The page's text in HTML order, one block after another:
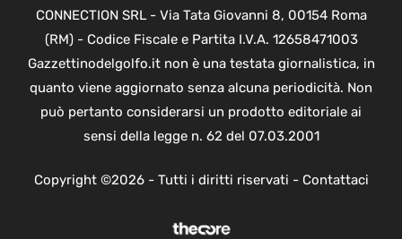
CONNECTION SRL - Via Tata Giovanni 8, 00154 Roma
(RM) - Codice Fiscale e Partita I.V.A. 12658471003
Gazzettinodelgolfo.it non è una testata giornalistica, in
quanto viene aggiornato senza alcuna periodicità. Non
può pertanto considerarsi un prodotto editoriale ai
sensi della legge n. 62 del 07.03.2001
Copyright ©2026 - Tutti i diritti riservati - Contattaci